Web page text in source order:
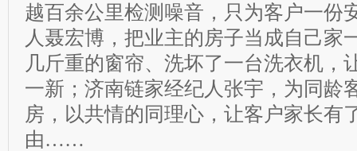
越百余公里检测噪音，只为客户一份
人聂宏博，把业主的房子当成自己家
几斤重的窗帘、洗坏了一台洗衣机，
一新；济南链家经纪人张宇，为同龄
房，以共情的同理心，让客户家长有
由……